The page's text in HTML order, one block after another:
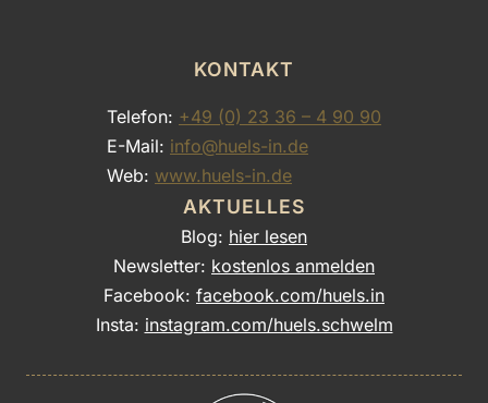
KONTAKT
Telefon: +49 (0) 23 36 – 4 90 90
E-Mail: info@huels-in.de
Web: www.huels-in.de
AKTUELLES
Blog: hier lesen
Newsletter: kostenlos anmelden
Facebook: facebook.com/huels.in
Insta: instagram.com/huels.schwelm